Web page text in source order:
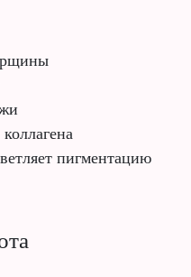
пигментацию